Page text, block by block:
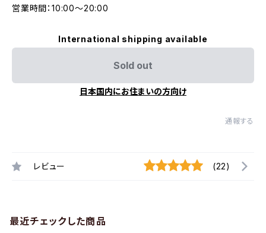
営業時間：10:00〜20:00
International shipping available
Sold out
日本国内にお住まいの方向け
通報する
レビュー (22)
最近チェックした商品